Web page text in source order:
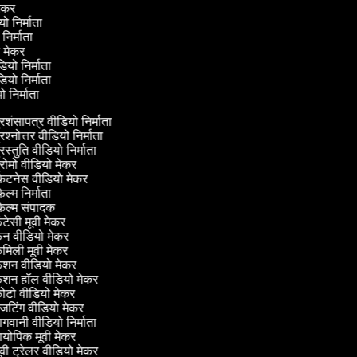
निर्माता
मेकर
निर्माता
निर्माता
निर्माता
वीडियो निर्माता
वीडियो निर्माता
वीडियो निर्माता
वीडियो मेकर
वीडियो मेकर
निर्माता
संपादक
मूवी मेकर
वीडियो मेकर
मूवी मेकर
वीडियो मेकर
हॉल वीडियो मेकर
वीडियो मेकर
वीडियो मेकर
वीडियो निर्माता
मूवी मेकर
ट्रेलर वीडियो मेकर